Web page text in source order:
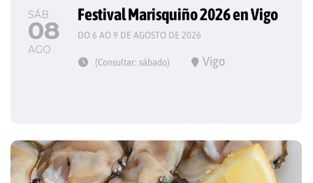
SÁB
08
AGO
Festival Marisquiño 2026 en Vigo
DO 6 AO 9 DE AGOSTO DE 2026
(Consultar: sábado) Vigo